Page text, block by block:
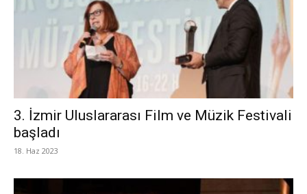
3. İzmir Uluslararası Film ve Müzik Festivali
başladı
18. Haz 2023